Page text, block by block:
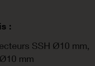
:
SSH Ø10 mm,
mm